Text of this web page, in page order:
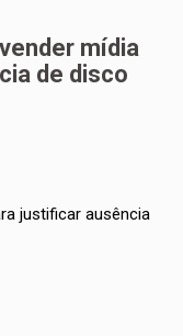
mídia
de disco